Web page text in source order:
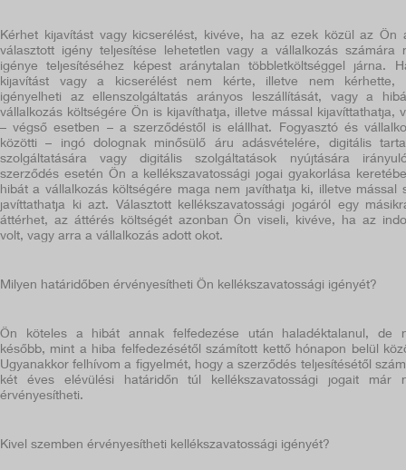
Kérhet kijavítást vagy kicserélést, kivéve, ha az ezek közül az Ön
választott igény teljesítése lehetetlen vagy a vállalkozás számára
igénye teljesítéséhez képest aránytalan többletköltséggel járna.
kijavítást vagy a kicserélést nem kérte, illetve nem kérhette,
igényelheti az ellenszolgáltatás arányos leszállítását, vagy a
vállalkozás költségére Ön is kijavíthatja, illetve mással kijavíttathatja,
– végső esetben – a szerződéstől is elállhat. Fogyasztó és
közötti – ingó dolognak minősülő áru adásvételére, digitális
szolgáltatására vagy digitális szolgáltatások nyújtására
szerződés esetén Ön a kellékszavatossági jogai gyakorlása
hibát a vállalkozás költségére maga nem javíthatja ki, illetve mással
javíttathatja ki azt. Választott kellékszavatossági jogáról egy
áttérhet, az áttérés költségét azonban Ön viseli, kivéve, ha az
volt, vagy arra a vállalkozás adott okot.
Milyen határidőben érvényesítheti Ön kellékszavatossági igényét?
Ön köteles a hibát annak felfedezése után haladéktalanul, de
később, mint a hiba felfedezésétől számított kettő hónapon belül
Ugyanakkor felhívom a figyelmét, hogy a szerződés teljesítésétől
két éves elévülési határidőn túl kellékszavatossági jogait már
érvényesítheti.
Kivel szemben érvényesítheti kellékszavatossági igényét?